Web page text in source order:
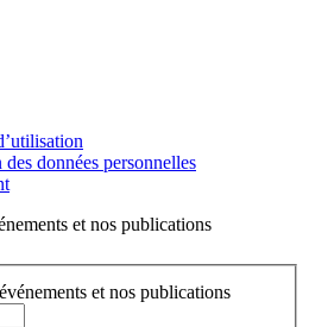
données personnelles
et nos publications
et nos publications